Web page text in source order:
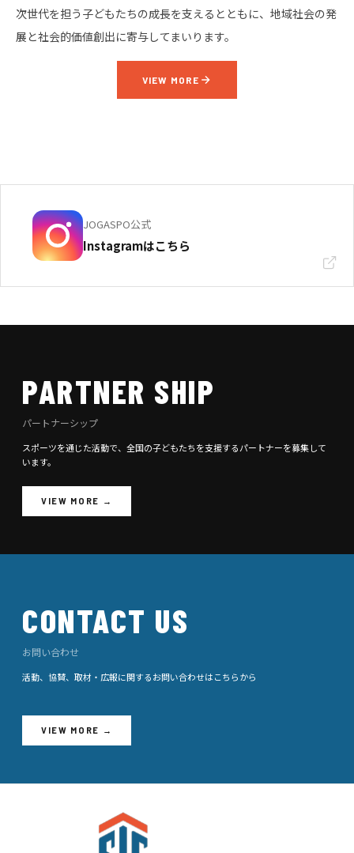
次世代を担う子どもたちの成長を支えるとともに、地域社会の発
展と社会的価値創出に寄与してまいります。
VIEW MORE
JOGASPO公式
Instagramはこちら
PARTNER SHIP
パートナーシップ
スポーツを通じた活動で、全国の子どもたちを支援するパートナーを募集して
います。
VIEW MORE →
CONTACT US
お問い合わせ
活動、協賛、取材・広報に関するお問い合わせはこちらから
VIEW MORE →